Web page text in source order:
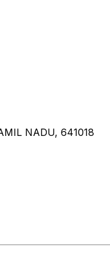
NADU, 641018